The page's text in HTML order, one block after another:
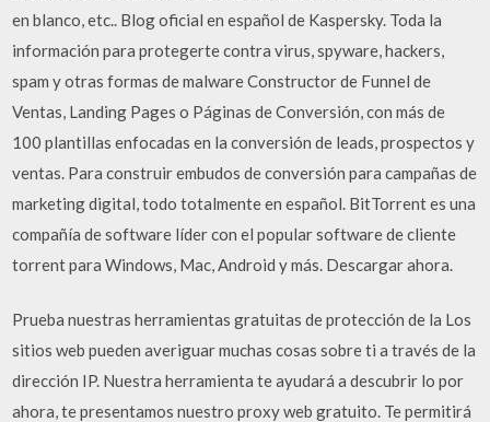
en blanco, etc.. Blog oficial en español de Kaspersky. Toda la
información para protegerte contra virus, spyware, hackers,
spam y otras formas de malware Constructor de Funnel de
Ventas, Landing Pages o Páginas de Conversión, con más de
100 plantillas enfocadas en la conversión de leads, prospectos y
ventas. Para construir embudos de conversión para campañas de
marketing digital, todo totalmente en español. BitTorrent es una
compañía de software líder con el popular software de cliente
torrent para Windows, Mac, Android y más. Descargar ahora.
Prueba nuestras herramientas gratuitas de protección de la Los
sitios web pueden averiguar muchas cosas sobre ti a través de la
dirección IP. Nuestra herramienta te ayudará a descubrir lo por
ahora, te presentamos nuestro proxy web gratuito. Te permitirá